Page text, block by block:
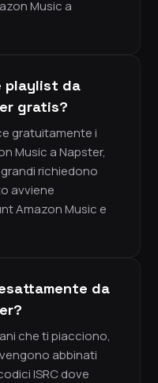
Music a
playlist da
gratis?
gratuitamente i
Music a Napster,
richiedono
avviene
Amazon Music e
da
che ti piacciono,
abbinati
ISRC dove